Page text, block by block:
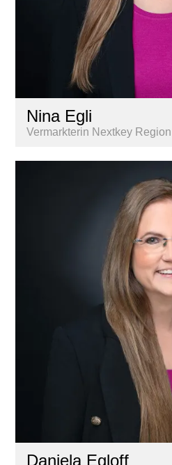
Nina Egli
Vermarkterin Nextkey
Daniela Egloff